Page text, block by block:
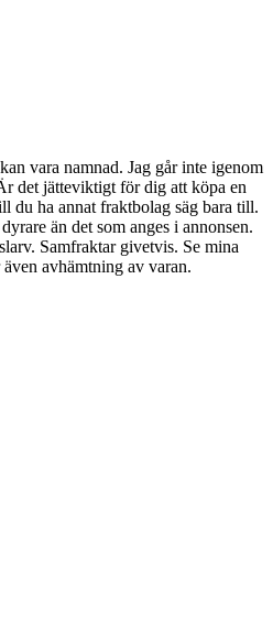
vara namnad. Jag går inte igenom
det jätteviktigt för dig att köpa en
du ha annat fraktbolag säg bara till.
än det som anges i annonsen.
Samfraktar givetvis. Se mina
även avhämtning av varan.